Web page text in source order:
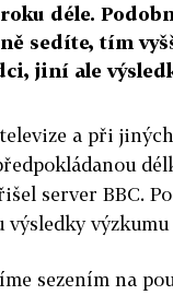
déle.
sedíte, tím
jiní ale
a při
server BBC.
výsledky
sezením na